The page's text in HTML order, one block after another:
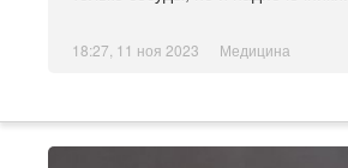
18:27, 11 ноя 2023 Медицина